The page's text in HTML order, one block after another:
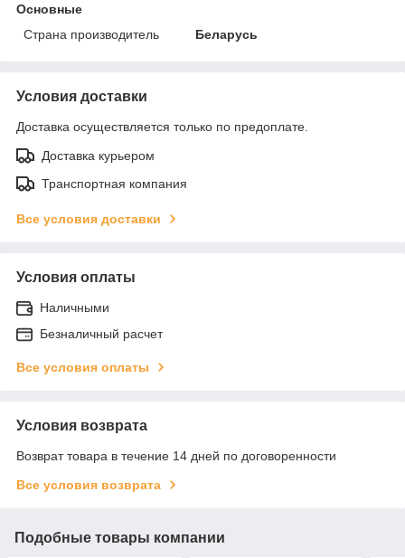
Основные
Страна производитель
Беларусь
Условия доставки
Доставка осуществляется только по предоплате.
Доставка курьером
Транспортная компания
Все условия доставки
Условия оплаты
Наличными
Безналичный расчет
Все условия оплаты
Условия возврата
Возврат товара в течение 14 дней по договоренности
Все условия возврата
Подобные товары компании